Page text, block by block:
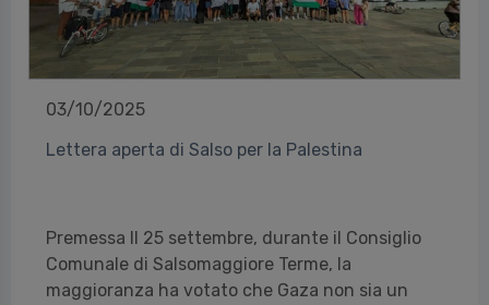
03/10/2025
Lettera aperta di Salso per la Palestina
Premessa Il 25 settembre, durante il Consiglio
Comunale di Salsomaggiore Terme, la
maggioranza ha votato che Gaza non sia un